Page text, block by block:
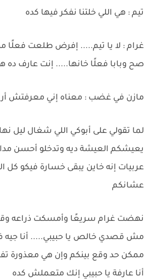
تيم : هي اللي خلتنا نفكر فيها كده
غرام : لا يا تيم..... إفرض طلعت فعلًا
صح وبابا فعلًا خانها..... إنت عارف ده
مازن في غضب : معناه إني معرفتش
لما تقولي على أبوكي اللي شغال ليل
يعيشكم العيشة ديه وتدخلو أحسن
عربيات إنه خاين يبقى خسارة فيكو كل
عشانكم
نهضت غرام سريعًا وأمسكت ذراعه
مش قصدي خالص يا حبيبي..... أنا جيه
ممكن حد وقع بينكم وإن هي معذورة
أنا عارفة يا حبيبي إنك متعملش كده